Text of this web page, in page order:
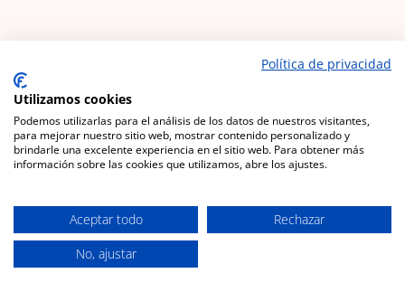
Política de privacidad
Utilizamos cookies
Podemos utilizarlas para el análisis de los datos de nuestros visitantes,
para mejorar nuestro sitio web, mostrar contenido personalizado y
brindarle una excelente experiencia en el sitio web. Para obtener más
información sobre las cookies que utilizamos, abre los ajustes.
Aceptar todo
Rechazar
No, ajustar